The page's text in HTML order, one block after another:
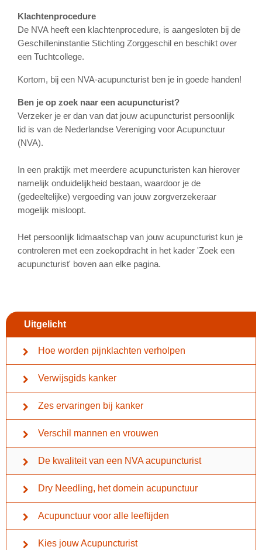
Uitgelicht
Hoe worden pijnklachten verholpen
Verwijsgids kanker
Zes ervaringen bij kanker
Verschil mannen en vrouwen
De kwaliteit van een NVA acupuncturist
Dry Needling, het domein acupunctuur
Acupunctuur voor alle leeftijden
Kies jouw Acupuncturist
Klachtenprocedure
De NVA heeft een klachtenprocedure, is aangesloten bij de
Geschilleninstantie Stichting Zorggeschil en beschikt over
een Tuchtcollege.
Kortom, bij een NVA-acupuncturist ben je in goede handen!
Ben je op zoek naar een acupuncturist?
Verzeker je er dan van dat jouw acupuncturist persoonlijk
lid is van de Nederlandse Vereniging voor Acupunctuur
(NVA).
In een praktijk met meerdere acupuncturisten kan hierover
namelijk onduidelijkheid bestaan, waardoor je de
(gedeeltelijke) vergoeding van jouw zorgverzekeraar
mogelijk misloopt.
Het persoonlijk lidmaatschap van jouw acupuncturist kun je
controleren met een zoekopdracht in het kader 'Zoek een
acupuncturist' boven aan elke pagina.